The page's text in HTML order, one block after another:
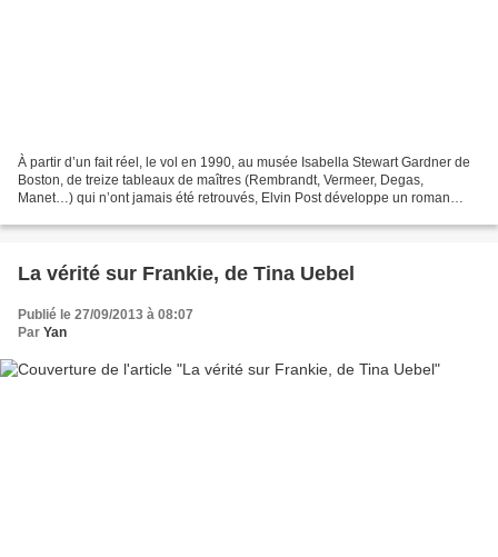
À partir d’un fait réel, le vol en 1990, au musée Isabella Stewart Gardner de
Boston, de treize tableaux de maîtres (Rembrandt, Vermeer, Degas,
Manet…) qui n’ont jamais été retrouvés, Elvin Post développe un roman
La vérité sur Frankie, de Tina Uebel
Publié le 27/09/2013 à 08:07
Par Yan